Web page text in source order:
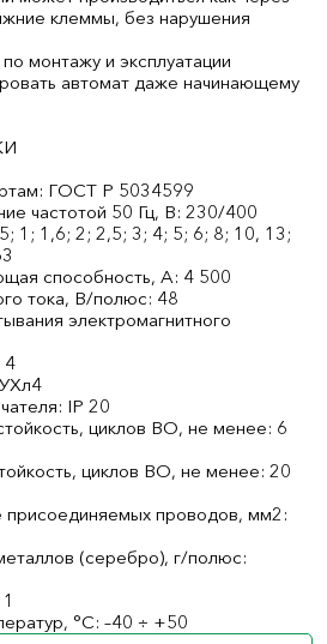
клеммы, без нарушения
монтажу и эксплуатации
автомат даже начинающему
ГОСТ Р 50345­99
частотой 50 Гц, В: 230/400
1; 1,6; 2; 2,5; 3; 4; 5; 6; 8; 10, 13;
способность, А: 4 500
тока, В/полюс: 48
электромагнитного
4
IP 20
циклов В­О, не менее: 6
циклов В­О, не менее: 20
присоединяемых проводов, мм2:
(серебро), г/полюс:
°С: –40 ÷ +50